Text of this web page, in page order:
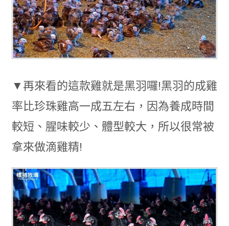
▼再來看的這款雞就是黑羽囉!黑羽的成雞
率比珍珠雞高一成五左右，因為養成時間
較短、腥味較少、體型較大，所以很常被
拿來做滴雞精!